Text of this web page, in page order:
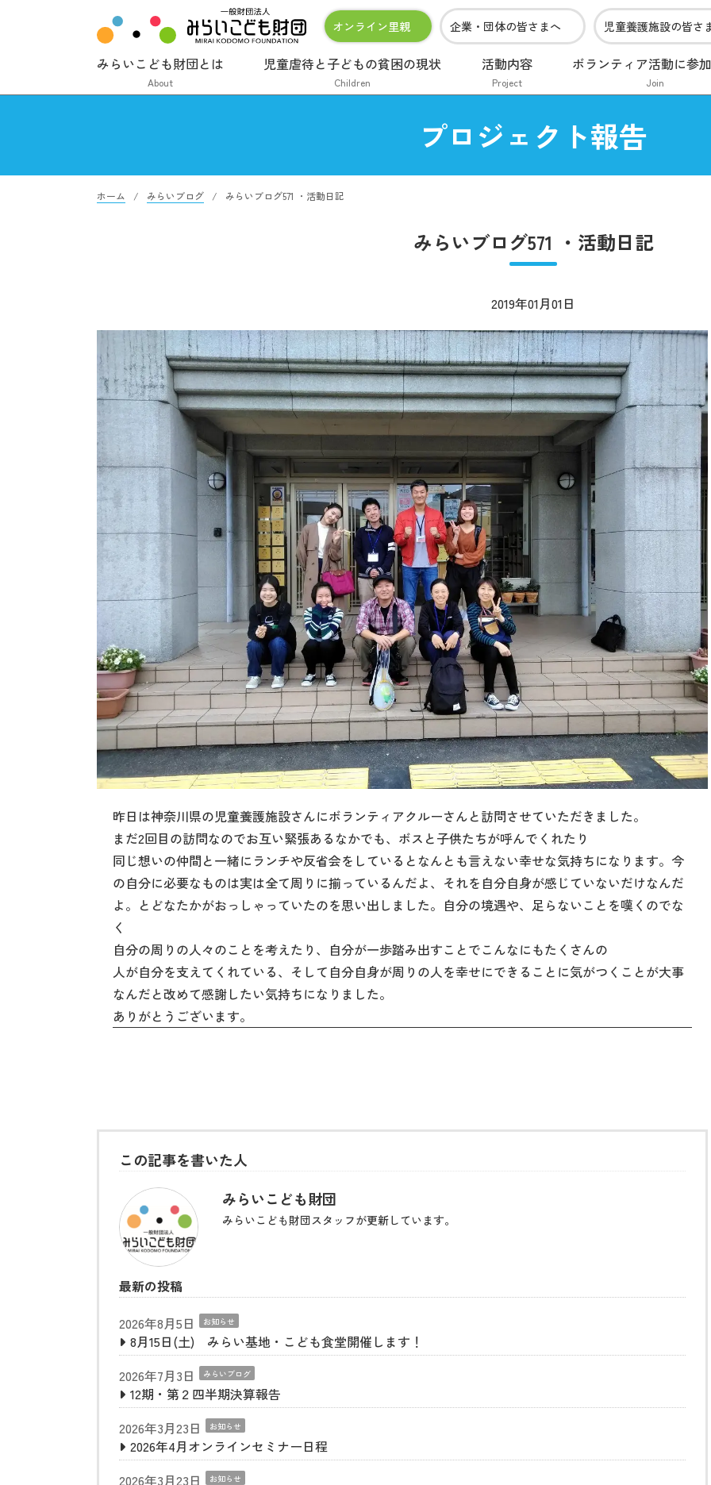
オンライン里親 企業・団体の皆さまへ 児童養護施設の皆さ
みらいこども財団とは
About
児童虐待と子どもの貧困の現状
Children
活動内容
Project
ボランティア活動に参
Join
プロジェクト報告
ホーム みらいブログ みらいブログ571 ・活動日記
みらいブログ571 ・活動日記
2019年01月01日
昨日は神奈川県の児童養護施設さんにボランティアクルーさんと訪問させていただきました。
まだ2回目の訪問なのでお互い緊張あるなかでも、ボスと子供たちが呼んでくれたり
同じ想いの仲間と一緒にランチや反省会をしているとなんとも言えない幸せな気持ちになります。今
の自分に必要なものは実は全て周りに揃っているんだよ、それを自分自身が感じていないだけなんだ
よ。とどなたかがおっしゃっていたのを思い出しました。自分の境遇や、足らないことを嘆くのでな
く
自分の周りの人々のことを考えたり、自分が一歩踏み出すことでこんなにもたくさんの
人が自分を支えてくれている、そして自分自身が周りの人を幸せにできることに気がつくことが大事
なんだと改めて感謝したい気持ちになりました。
ありがとうございます。
この記事を書いた人
みらいこども財団
みらいこども財団スタッフが更新しています。
最新の投稿
2026年8月5日
お知らせ
8月15日(土) みらい基地・こども食堂開催します！
2026年7月3日
みらいブログ
12期・第２四半期決算報告
2026年3月23日
お知らせ
2026年4月オンラインセミナー日程
2026年3月23日
お知らせ